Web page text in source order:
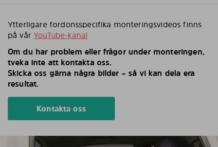
Ytterligare fordonsspecifika monteringsvideos finns
på vårYouTube-kanal
Om du har problem eller frågor under monteringen,
tveka inte att kontakta oss.
Skicka oss gärna några bilder – så vi kan dela era
resultat.
Kontakta oss